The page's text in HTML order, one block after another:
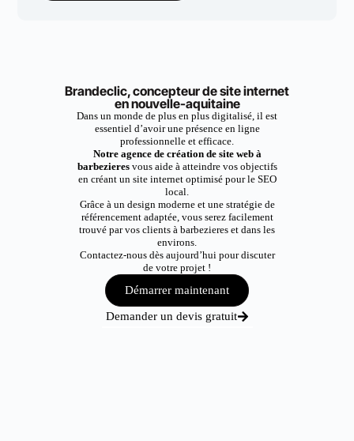
Brandeclic, concepteur de site internet
en nouvelle-aquitaine
Dans un monde de plus en plus digitalisé, il est
essentiel d’avoir une présence en ligne
professionnelle et efficace.
Notre agence de création de site web à
barbezieresvous aide à atteindre vos objectifs
en créant un site internet optimisé pour le SEO
local.
Grâce à un design moderne et une stratégie de
référencement adaptée, vous serez facilement
trouvé par vos clients à barbezieres et dans les
environs.
Contactez-nous dès aujourd’hui pour discuter
de votre projet !
Démarrer maintenant
Demander un devis gratuit